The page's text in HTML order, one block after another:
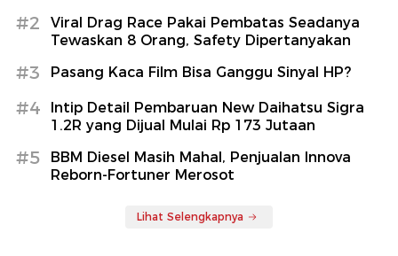
#2
Viral Drag Race Pakai Pembatas Seadanya
Tewaskan 8 Orang, Safety Dipertanyakan
#3 Pasang Kaca Film Bisa Ganggu Sinyal HP?
#4
Intip Detail Pembaruan New Daihatsu Sigra
1.2R yang Dijual Mulai Rp 173 Jutaan
#5
BBM Diesel Masih Mahal, Penjualan Innova
Reborn-Fortuner Merosot
Lihat Selengkapnya